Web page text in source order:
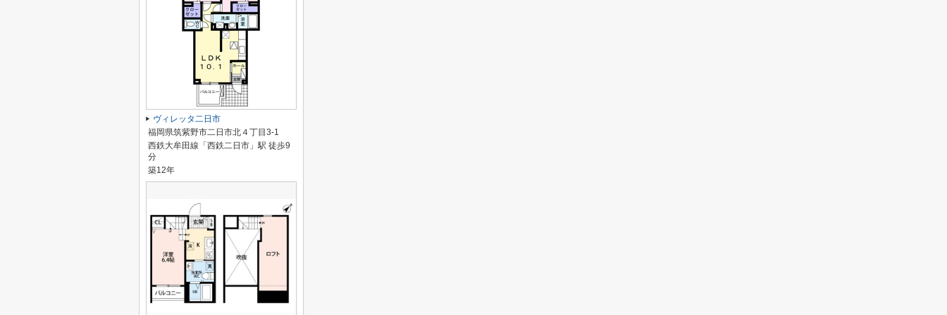
ヴィレッタ二日市
福岡県筑紫野市二日市北４丁目3-1
西鉄大牟田線「西鉄二日市」駅 徒歩9
分
築12年